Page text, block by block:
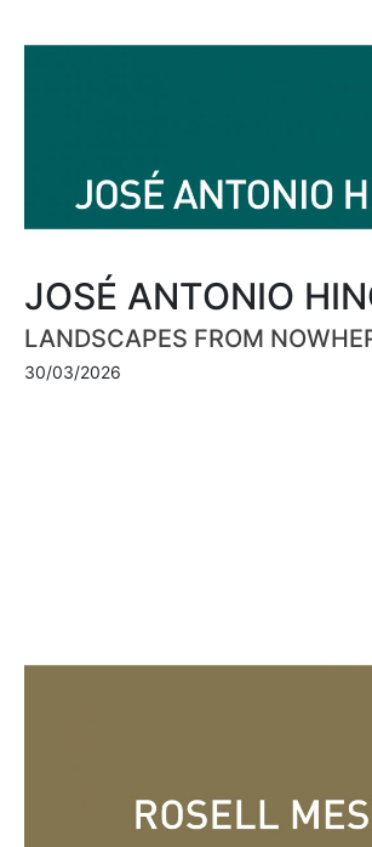
JOSÉ ANTONIO
LANDSCAPES FROM
30/03/2026